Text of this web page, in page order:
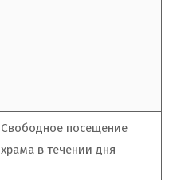
Свободное посещение
храма в течении дня